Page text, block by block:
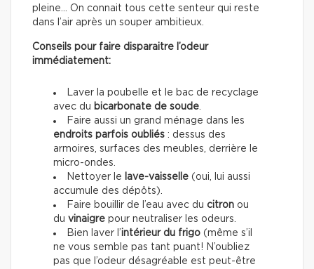
pleine… On connait tous cette senteur qui reste
dans l’air après un souper ambitieux.
Conseils pour faire disparaitre l’odeur
immédiatement:
Laver la poubelle et le bac de recyclage
avec du bicarbonate de soude.
Faire aussi un grand ménage dans les
endroits parfois oubliés : dessus des
armoires, surfaces des meubles, derrière le
micro-ondes.
Nettoyer le
lave-vaisselle (oui, lui aussi
accumule des dépôts).
Faire bouillir de l’eau avec du citron ou
du vinaigre pour neutraliser les odeurs.
Bien laver l’intérieur du frigo (même s’il
ne vous semble pas tant puant! N’oubliez
pas que l’odeur désagréable est peut-être